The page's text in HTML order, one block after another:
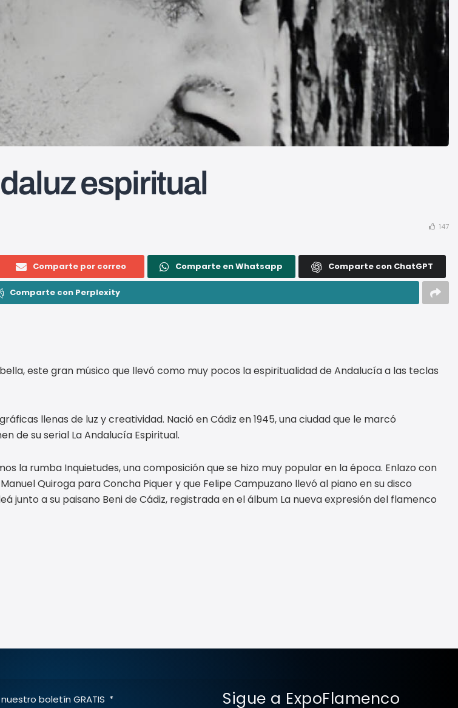
espiritual
147
Comparte por correo Comparte en Whatsapp Comparte con ChatGPT
Comparte con Perplexity
este gran músico que llevó como muy pocos la espiritualidad de Andalucía a las teclas
llenas de luz y creatividad. Nació en Cádiz en 1945, una ciudad que le marcó
de su serial La Andalucía Espiritual.
la rumba Inquietudes, una composición que se hizo muy popular en la época. Enlazo con
Quiroga para Concha Piquer y que Felipe Campuzano llevó al piano en su disco
junto a su paisano Beni de Cádiz, registrada en el álbum La nueva expresión del flamenco
boletín GRATIS Sigue a ExpoFlamenco